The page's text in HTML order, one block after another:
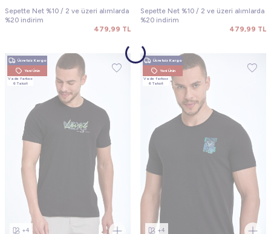
Sepette Net %10 / 2 ve üzeri alımlarda
%20 indirim
479,99 TL
Sepette Net %10 / 2 ve üzeri alımlarda
%20 indirim
479,99 TL
Ücretsiz Kargo
Yeni Ürün
Vade farksız
6 Taksit
+4
Ücretsiz Kargo
Yeni Ürün
Vade farksız
6 Taksit
+4